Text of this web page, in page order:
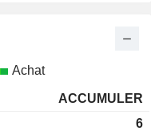
Achat
ACCUMULER
6